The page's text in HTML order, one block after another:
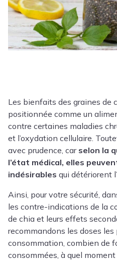
Les bienfaits des graines de
positionnée comme un
contre certaines maladies
et l’oxydation cellulaire.
avec prudence, car selon la
l’état médical, elles
indésirables qui détériorent
Ainsi, pour votre sécurité,
les contre-indications de la
de chia et leurs effets
recommandons les doses les
consommation, combien de
consommées, à quel